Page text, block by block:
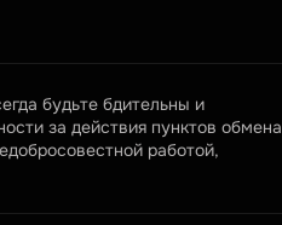
будьте бдительны и
за действия пунктов обмена
работой,